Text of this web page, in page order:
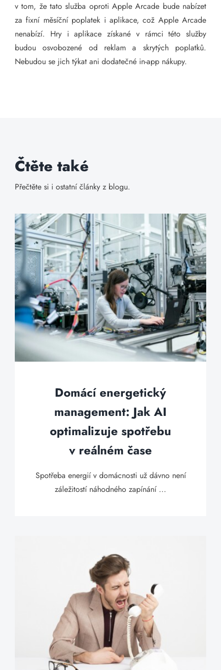
v tom, že tato služba oproti Apple Arcade bude nabízet
za fixní měsíční poplatek i aplikace, což Apple Arcade
nenabízí. Hry i aplikace získané v rámci této služby
budou osvobozené od reklam a skrytých poplatků.
Nebudou se jich týkat ani dodatečné in-app nákupy.
Čtěte také
Přečtěte si i ostatní články z blogu.
Domácí energetický
management: Jak AI
optimalizuje spotřebu
v reálném čase
Spotřeba energií v domácnosti už dávno není
záležitostí náhodného zapínání ...